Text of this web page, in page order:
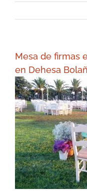
Mesa de firmas
en Dehesa